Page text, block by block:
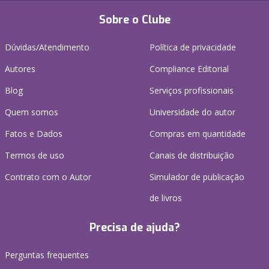
Sobre o Clube
Dúvidas/Atendimento
Autores
Blog
Quem somos
Fatos e Dados
Termos de uso
Contrato com o Autor
Política de privacidade
Compliance Editorial
Serviços profissionais
Universidade do autor
Compras em quantidade
Canais de distribuição
Simulador de publicação
de livros
Precisa de ajuda?
Perguntas frequentes